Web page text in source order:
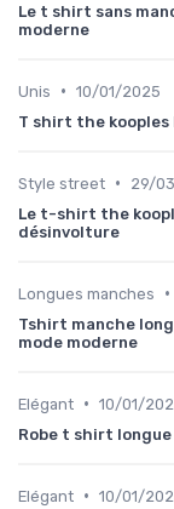
Le t shirt sans
moderne
Unis • 10/01/2025
T shirt the
Style street •
29/
Le t-shirt the
désinvolture
Longues manches •
Tshirt manche
mode moderne
Elégant • 10/01/
Robe t shirt
Elégant • 10/01/